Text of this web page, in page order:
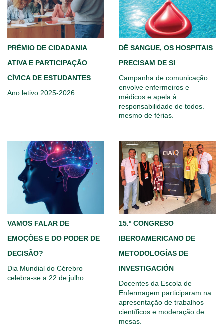
PRÉMIO DE CIDADANIA
ATIVA E PARTICIPAÇÃO
CÍVICA DE ESTUDANTES
Ano letivo 2025-2026.
DÊ SANGUE, OS HOSPITAIS
PRECISAM DE SI
Campanha de comunicação
envolve enfermeiros e
médicos e apela à
responsabilidade de todos,
mesmo de férias.
VAMOS FALAR DE
EMOÇÕES E DO PODER DE
DECISÃO?
Dia Mundial do Cérebro
celebra-se a 22 de julho.
15.º CONGRESO
IBEROAMERICANO DE
METODOLOGÍAS DE
INVESTIGACIÓN
Docentes da Escola de
Enfermagem participaram na
apresentação de trabalhos
científicos e moderação de
mesas.